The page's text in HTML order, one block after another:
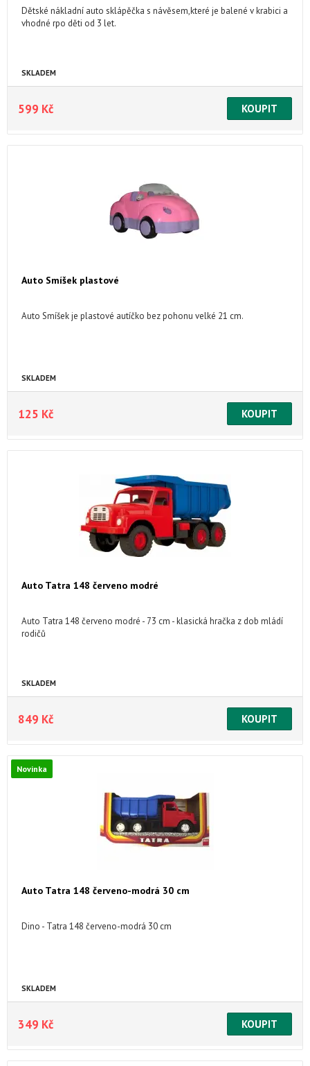
Dětské nákladní auto sklápěčka s návěsem,které je balené v krabici a
vhodné rpo děti od 3 let.
SKLADEM
599 Kč
Auto Smíšek plastové
Auto Smíšek je plastové autíčko bez pohonu velké 21 cm.
SKLADEM
125 Kč
Auto Tatra 148 červeno modré
Auto Tatra 148 červeno modré - 73 cm - klasická hračka z dob mládí
rodičů
SKLADEM
849 Kč
Novinka
Auto Tatra 148 červeno-modrá 30 cm
Dino - Tatra 148 červeno-modrá 30 cm
SKLADEM
349 Kč